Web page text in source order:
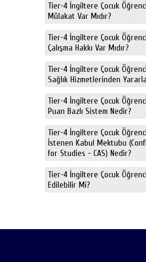
Tier-4 İngiltere Çocuk
Mülakat Var Mıdır?
Tier-4 İngiltere Çocuk
Çalışma Hakkı Var Mıdır?
Tier-4 İngiltere Çocuk
Sağlık Hizmetlerinden
Tier-4 İngiltere Çocuk
Puan Bazlı Sistem Nedir?
Tier-4 İngiltere Çocuk
İstenen Kabul Mektubu
for Studies - CAS) Nedir?
Tier-4 İngiltere Çocuk
Edilebilir Mi?